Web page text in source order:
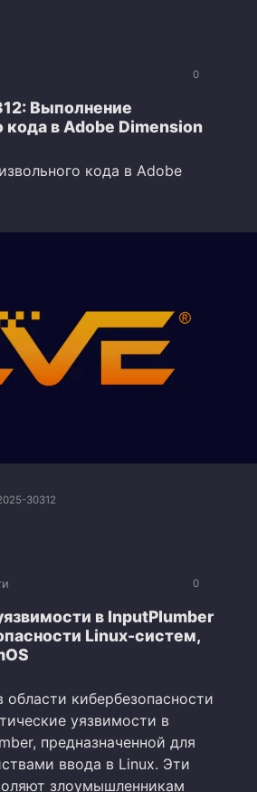
0
Выполнение
кода в Adobe Dimension
кода в Adobe
30312
0
в InputPlumber
Linux-систем,
области кибербезопасности
уязвимости в
предназначенной для
ввода в Linux. Эти
злоумышленникам